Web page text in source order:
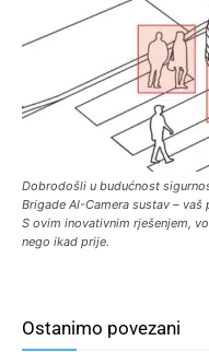
Dobrodošli u budućnost
Brigade AI-Camera sustav –
S ovim inovativnim rješenjem,
nego ikad prije.
Ostanimo povezani